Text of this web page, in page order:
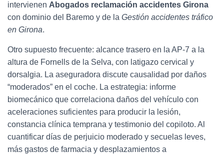
intervienen Abogados reclamación accidentes Girona
con dominio del Baremo y de la Gestión accidentes tráfico
en Girona.
Otro supuesto frecuente: alcance trasero en la AP-7 a la
altura de Fornells de la Selva, con latigazo cervical y
dorsalgia. La aseguradora discute causalidad por daños
“moderados” en el coche. La estrategia: informe
biomecánico que correlaciona daños del vehículo con
aceleraciones suficientes para producir la lesión,
constancia clínica temprana y testimonio del copiloto. Al
cuantificar días de perjuicio moderado y secuelas leves,
más gastos de farmacia y desplazamientos a